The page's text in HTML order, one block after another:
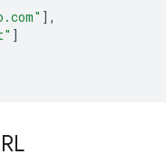
],
]